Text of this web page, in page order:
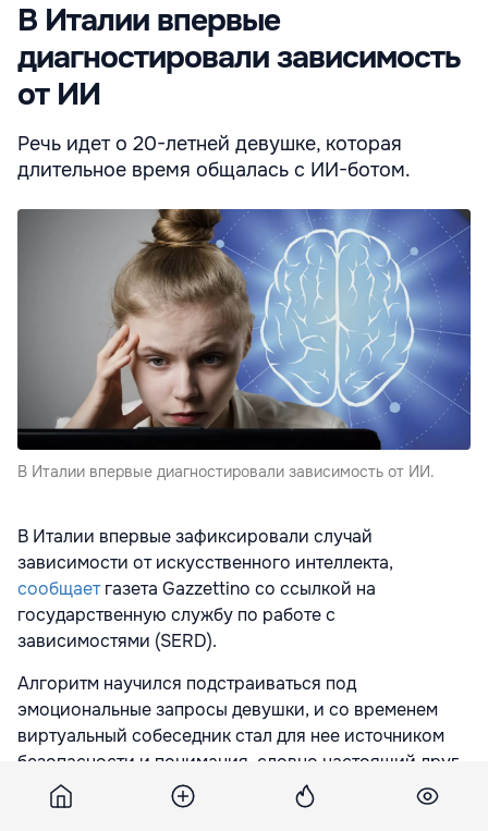
В Италии впервые
диагностировали зависимость
от ИИ
Речь идет о 20-летней девушке, которая
длительное время общалась с ИИ-ботом.
В Италии впервые диагностировали зависимость от ИИ.
В Италии впервые зафиксировали случай
зависимости от искусственного интеллекта,
сообщает газета Gazzettino со ссылкой на
государственную службу по работе с
зависимостями (SERD).
Алгоритм научился подстраиваться под
эмоциональные запросы девушки, и со временем
виртуальный собеседник стал для нее источником
безопасности и понимания, словно настоящий друг,
пишет Gazzettino. В итоге пациентка практически
полностью прекратила реальные контакты с